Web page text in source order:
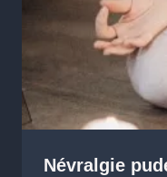
Névralgie